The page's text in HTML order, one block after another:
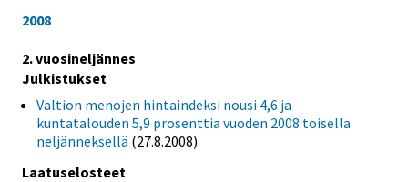
2008
2. vuosineljännes
Julkistukset
Valtion menojen hintaindeksi nousi 4,6 ja
kuntatalouden 5,9 prosenttia vuoden 2008 toisella
neljänneksellä (27.8.2008)
Laatuselosteet